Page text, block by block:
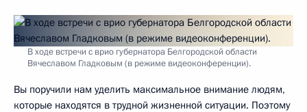
В ходе встречи с врио губернатора Белгородской области
Вячеславом Гладковым (в режиме видеоконференции).
Вы поручили нам уделить максимальное внимание людям,
которые находятся в трудной жизненной ситуации. Поэтому